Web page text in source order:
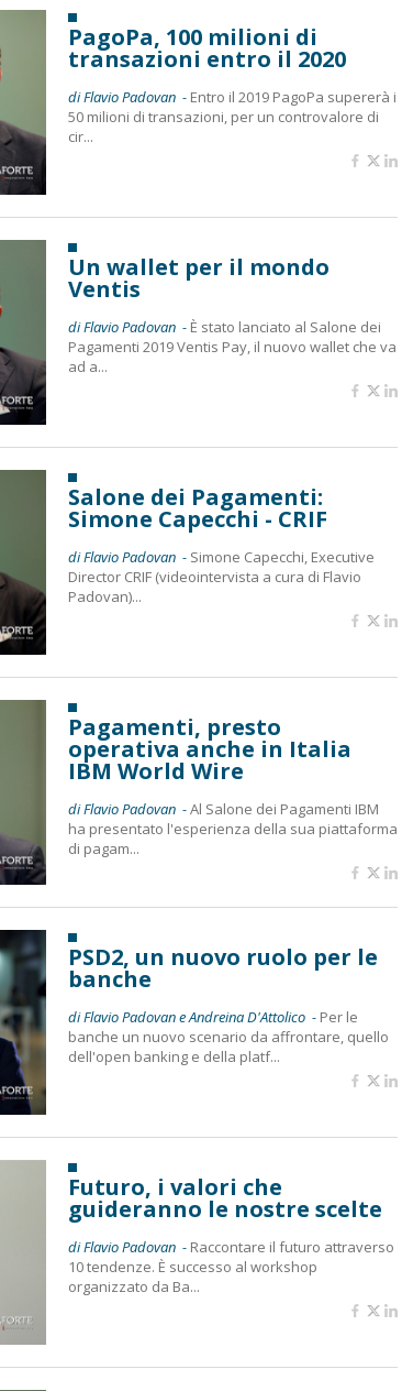
PagoPa, 100 milioni di
transazioni entro il 2020
di Flavio Padovan - Entro il 2019 PagoPa supererà i
50 milioni di transazioni, per un controvalore di
cir...
Un wallet per il mondo
Ventis
di Flavio Padovan - È stato lanciato al Salone dei
Pagamenti 2019 Ventis Pay, il nuovo wallet che va
ad a...
Salone dei Pagamenti:
Simone Capecchi - CRIF
di Flavio Padovan - Simone Capecchi, Executive
Director CRIF (videointervista a cura di Flavio
Padovan)...
Pagamenti, presto
operativa anche in Italia
IBM World Wire
di Flavio Padovan -Al Salone dei Pagamenti IBM
ha presentato l'esperienza della sua piattaforma
di pagam...
PSD2, un nuovo ruolo per le
banche
di Flavio Padovan e Andreina D'Attolico - Per le
banche un nuovo scenario da affrontare, quello
dell'open banking e della platf...
Futuro, i valori che
guideranno le nostre scelte
di Flavio Padovan - Raccontare il futuro attraverso
10 tendenze. È successo al workshop
organizzato da Ba...